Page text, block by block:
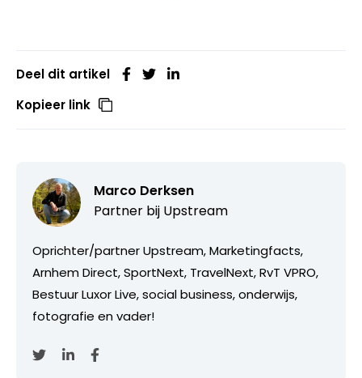
Deel dit artikel
Kopieer link
Marco Derksen
Partner bij Upstream
Oprichter/partner Upstream, Marketingfacts,
Arnhem Direct, SportNext, TravelNext, RvT VPRO,
Bestuur Luxor Live, social business, onderwijs,
fotografie en vader!